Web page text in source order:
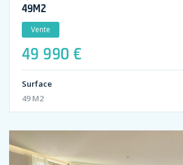
49M2
Vente
49 990 €
Surface
49 M2